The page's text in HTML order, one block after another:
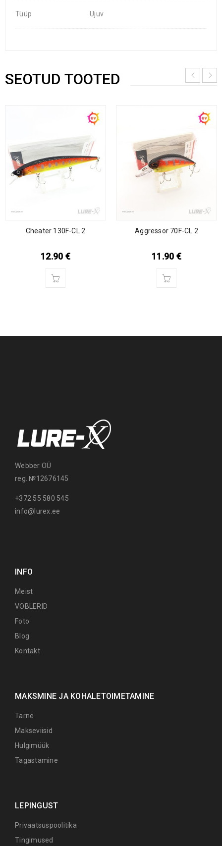
Tüüp Ujuv
SEOTUD TOOTED
Cheater 130F-CL 2
12.90 €
Aggressor 70F-CL 2
11.90 €
Webber OÜ
reg. №12676145
+372 55 580 545
info@lurex.ee
INFO
Meist
VOBLERID
Foto
Blog
Kontakt
MAKSMINE JA KOHALETOIMETAMINE
Tarne
Makseviisid
Hulgimüük
Tagastamine
LEPINGUST
Privaatsuspoolitika
Tingimused